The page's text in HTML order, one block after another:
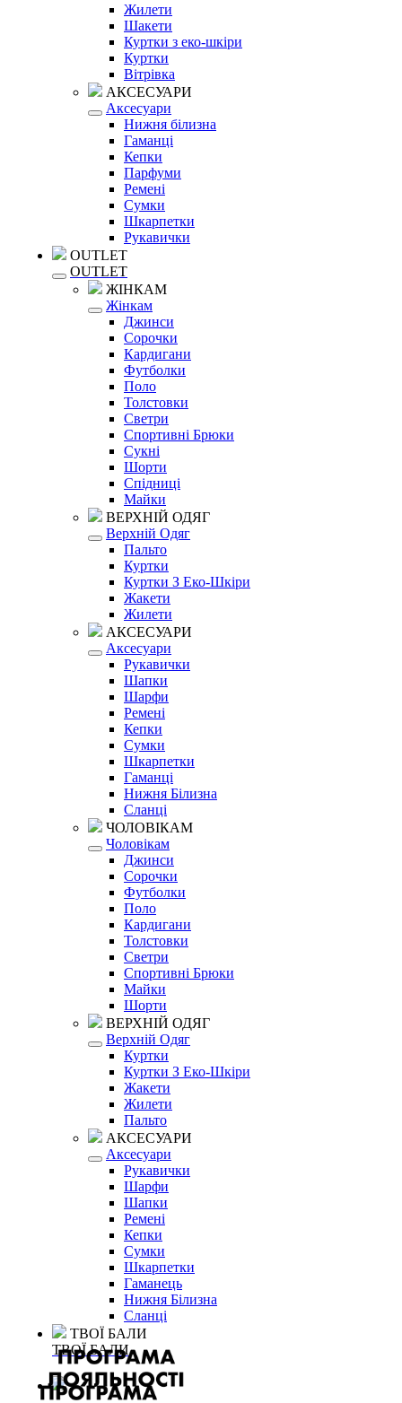
Жилети
Шакети
Куртки з еко-шкіри
Куртки
Вітрівка
АКСЕСУАРИ
Аксесуари
Нижня білизна
Гаманці
Кепки
Парфуми
Ремені
Сумки
Шкарпетки
Рукавички
OUTLET
OUTLET
ЖІНКАМ
Жінкам
Джинси
Сорочки
Кардигани
Футболки
Поло
Толстовки
Светри
Спортивні Брюки
Сукні
Шорти
Спідниці
Майки
ВЕРХНІЙ ОДЯГ
Верхній Одяг
Пальто
Куртки
Куртки З Еко-Шкіри
Жакети
Жилети
АКСЕСУАРИ
Аксесуари
Рукавички
Шапки
Шарфи
Ремені
Кепки
Сумки
Шкарпетки
Гаманці
Нижня Білизна
Сланці
ЧОЛОВІКАМ
Чоловікам
Джинси
Сорочки
Футболки
Поло
Кардигани
Толстовки
Светри
Спортивні Брюки
Майки
Шорти
ВЕРХНІЙ ОДЯГ
Верхній Одяг
Куртки
Куртки З Еко-Шкіри
Жакети
Жилети
Пальто
АКСЕСУАРИ
Аксесуари
Рукавички
Шарфи
Шапки
Ремені
Кепки
Сумки
Шкарпетки
Гаманець
Нижня Білизна
Сланці
ТВОЇ БАЛИ
ТВОЇ БАЛИ